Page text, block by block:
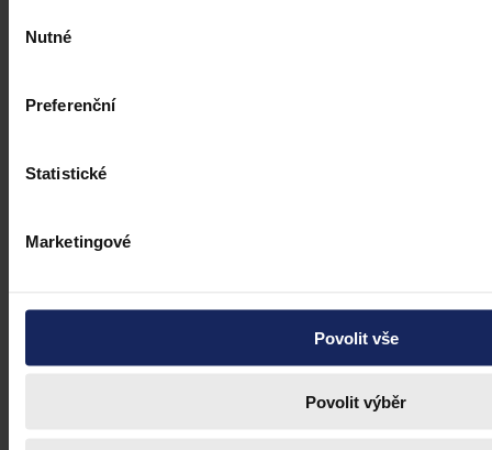
souhlasu
Nutné
Preferenční
Statistické
Marketingové
Povolit vše
Povolit výběr